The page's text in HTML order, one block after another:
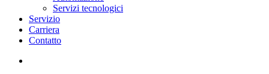
Servizi tecnologici
Servizio
Carriera
Contatto